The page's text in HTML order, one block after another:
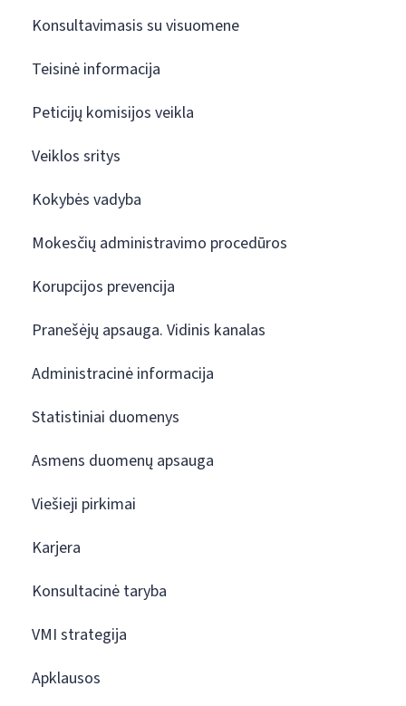
Konsultavimasis su visuomene
Teisinė informacija
Peticijų komisijos veikla
Veiklos sritys
Kokybės vadyba
Mokesčių administravimo procedūros
Korupcijos prevencija
Pranešėjų apsauga. Vidinis kanalas
Administracinė informacija
Statistiniai duomenys
Asmens duomenų apsauga
Viešieji pirkimai
Karjera
Konsultacinė taryba
VMI strategija
Apklausos